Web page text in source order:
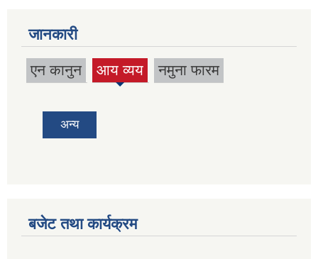
जानकारी
एन कानुन आय व्यय
(active
नमुना फारम
अन्य
बजेट तथा कार्यक्रम